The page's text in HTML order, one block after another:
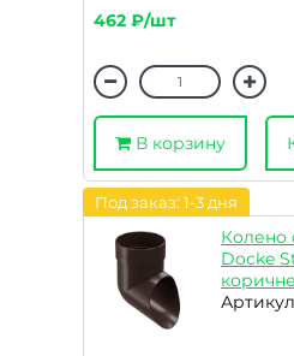
462 ₽/шт
В корзину
Под заказ: 1-3 дня
Колено
Docke